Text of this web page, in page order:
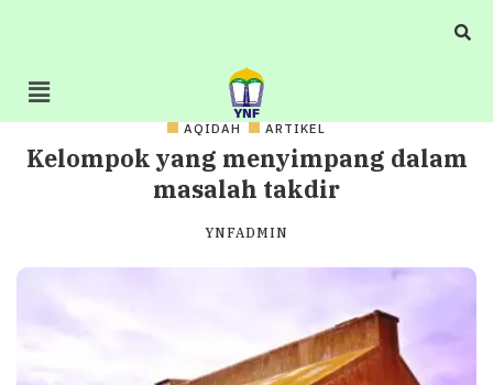
AQIDAH ARTIKEL
Kelompok yang menyimpang dalam
masalah takdir
YNFADMIN